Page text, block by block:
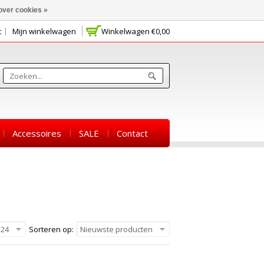
Winkelwagen €0,00
Mijn winkelwagen
Accessoires SALE Contact
Sorteren op: Nieuwste producten
24
cookies »